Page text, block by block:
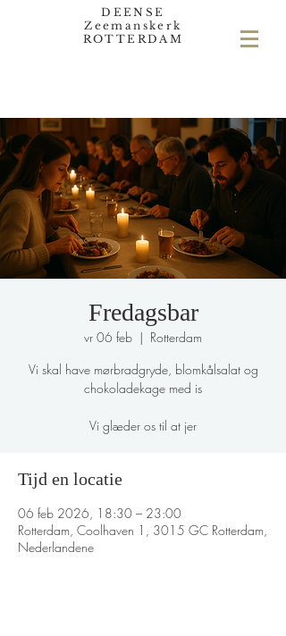
DEENSE
Zeemanskerk
ROTTERDAM
Fredagsbar
vr 06 feb
  |
Rotterdam
Vi skal have mørbradgryde, blomkålsalat og
chokoladekage med is
Vi glæder os til at jer
Tijd en locatie
06 feb 2026, 18:30 – 23:00
Rotterdam, Coolhaven 1, 3015 GC Rotterdam,
Nederlandene